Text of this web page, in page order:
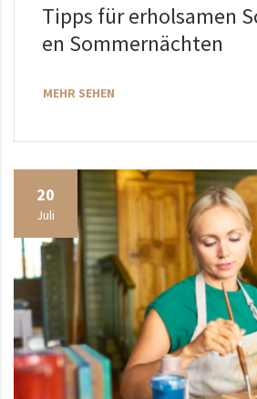
Tipps für erholsamen
en Sommernächten
MEHR SEHEN
20
Juli